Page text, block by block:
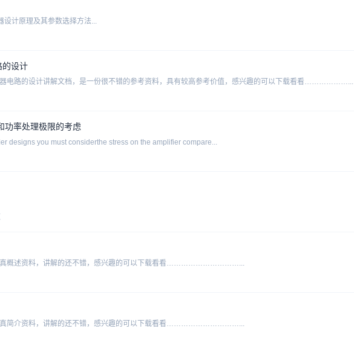
设计原理及其参数选择方法...
的设计
电路的设计讲解文档，是一份很不错的参考资料，具有较高参考价值，感兴趣的可以下载看看………………...
功率处理极限的考虑
designs you must considerthe stress on the amplifier compare...
真概述资料，讲解的还不错，感兴趣的可以下载看看…………………………...
真简介资料，讲解的还不错，感兴趣的可以下载看看…………………………...